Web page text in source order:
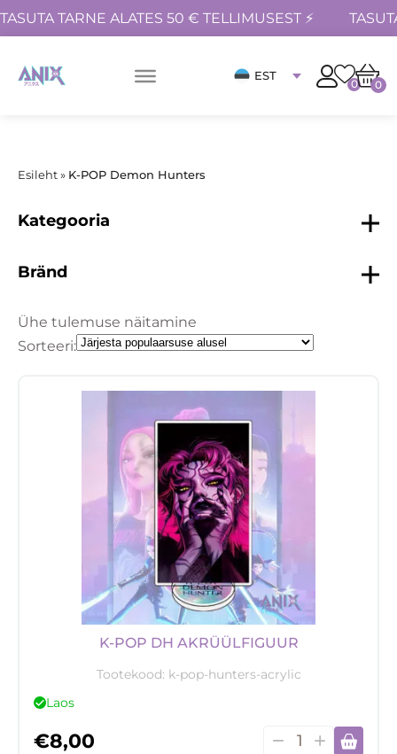
TASUTA TARNE ALATES 50 € TELLIMUSEST ⚡
EST
0 0
Esileht» K-POP Demon Hunters
Kategooria
Bränd
Ühe tulemuse näitamine
Sorteeri:
K-POP DH AKRÜÜLFIGUUR
Tootekood: k-pop-hunters-acrylic
Laos
€8,00
K-